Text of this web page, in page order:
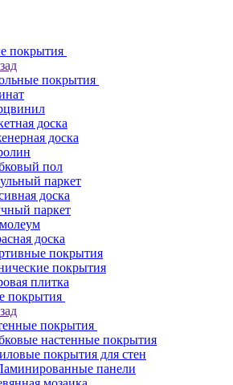
покрытия
покрытия
доска
доска
пол
паркет
доска
паркет
доска
покрытия
покрытия
плитка
покрытия
покрытия
настенные покрытия
покрытия для стен
панели